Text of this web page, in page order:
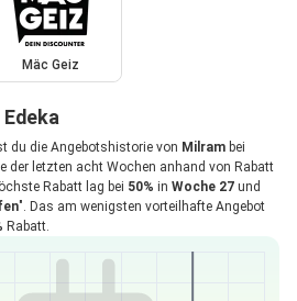
Mäc Geiz
du die Angebotshistorie von Milram bei
der letzten acht Wochen anhand von Rabatt
Rabatt lag bei 50% in Woche 27 und
". Das am wenigsten vorteilhafte Angebot
Rabatt.